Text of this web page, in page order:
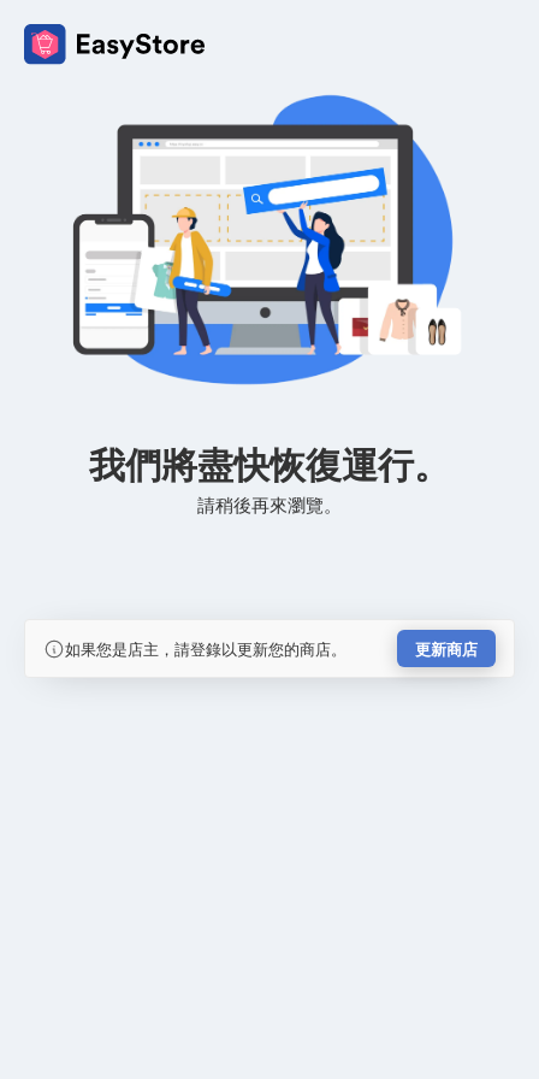
我們將盡快恢復運行。
請稍後再來瀏覽。
如果您是店主，請登錄以更新您的商店。 更新商店